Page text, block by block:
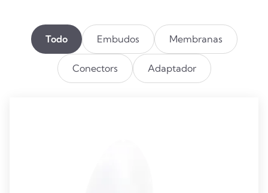
Todo Embudos Membranas
Conectors Adaptador